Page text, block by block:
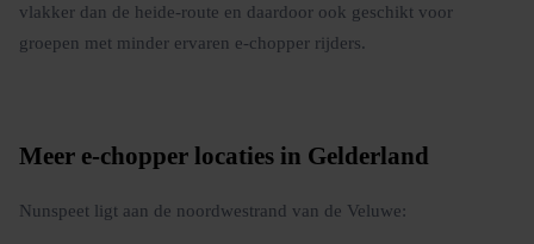
vlakker dan de heide-route en daardoor ook geschikt voor
groepen met minder ervaren e-chopper rijders.
Meer e-chopper locaties in Gelderland
Nunspeet ligt aan de noordwestrand van de Veluwe: